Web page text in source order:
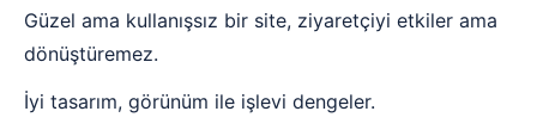
Güzel ama kullanışsız bir site, ziyaretçiyi etkiler ama
dönüştüremez.
İyi tasarım, görünüm ile işlevi dengeler.